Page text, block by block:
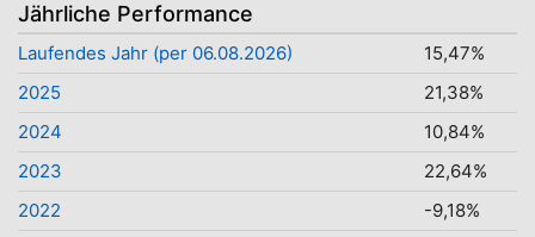
Jährliche Performance
Laufendes Jahr (per 06.08.2026)
15,47%
2025
21,38%
2024
10,84%
2023
22,64%
2022
-9,18%